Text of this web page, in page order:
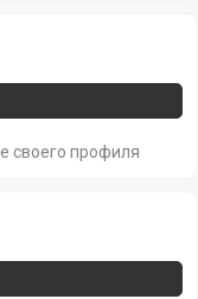
своего профиля